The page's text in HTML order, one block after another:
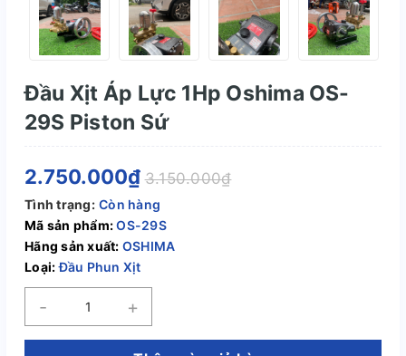
Đầu Xịt Áp Lực 1Hp Oshima OS-
29S Piston Sứ
2.750.000₫ 3.150.000₫
Tình trạng: Còn hàng
Mã sản phẩm:OS-29S
Hãng sản xuất: OSHIMA
Loại:Đầu Phun Xịt
- +